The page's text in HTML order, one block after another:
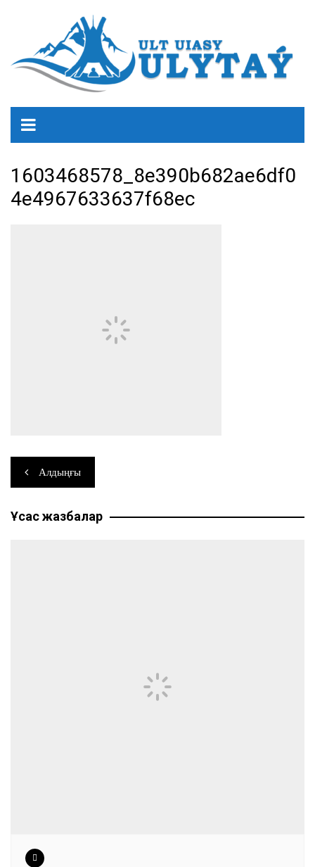
1603468578_8e390b682ae6df0
4e4967633637f68ec
Навигация
по
записям
Алдыңғы
Ұқсас жазбалар